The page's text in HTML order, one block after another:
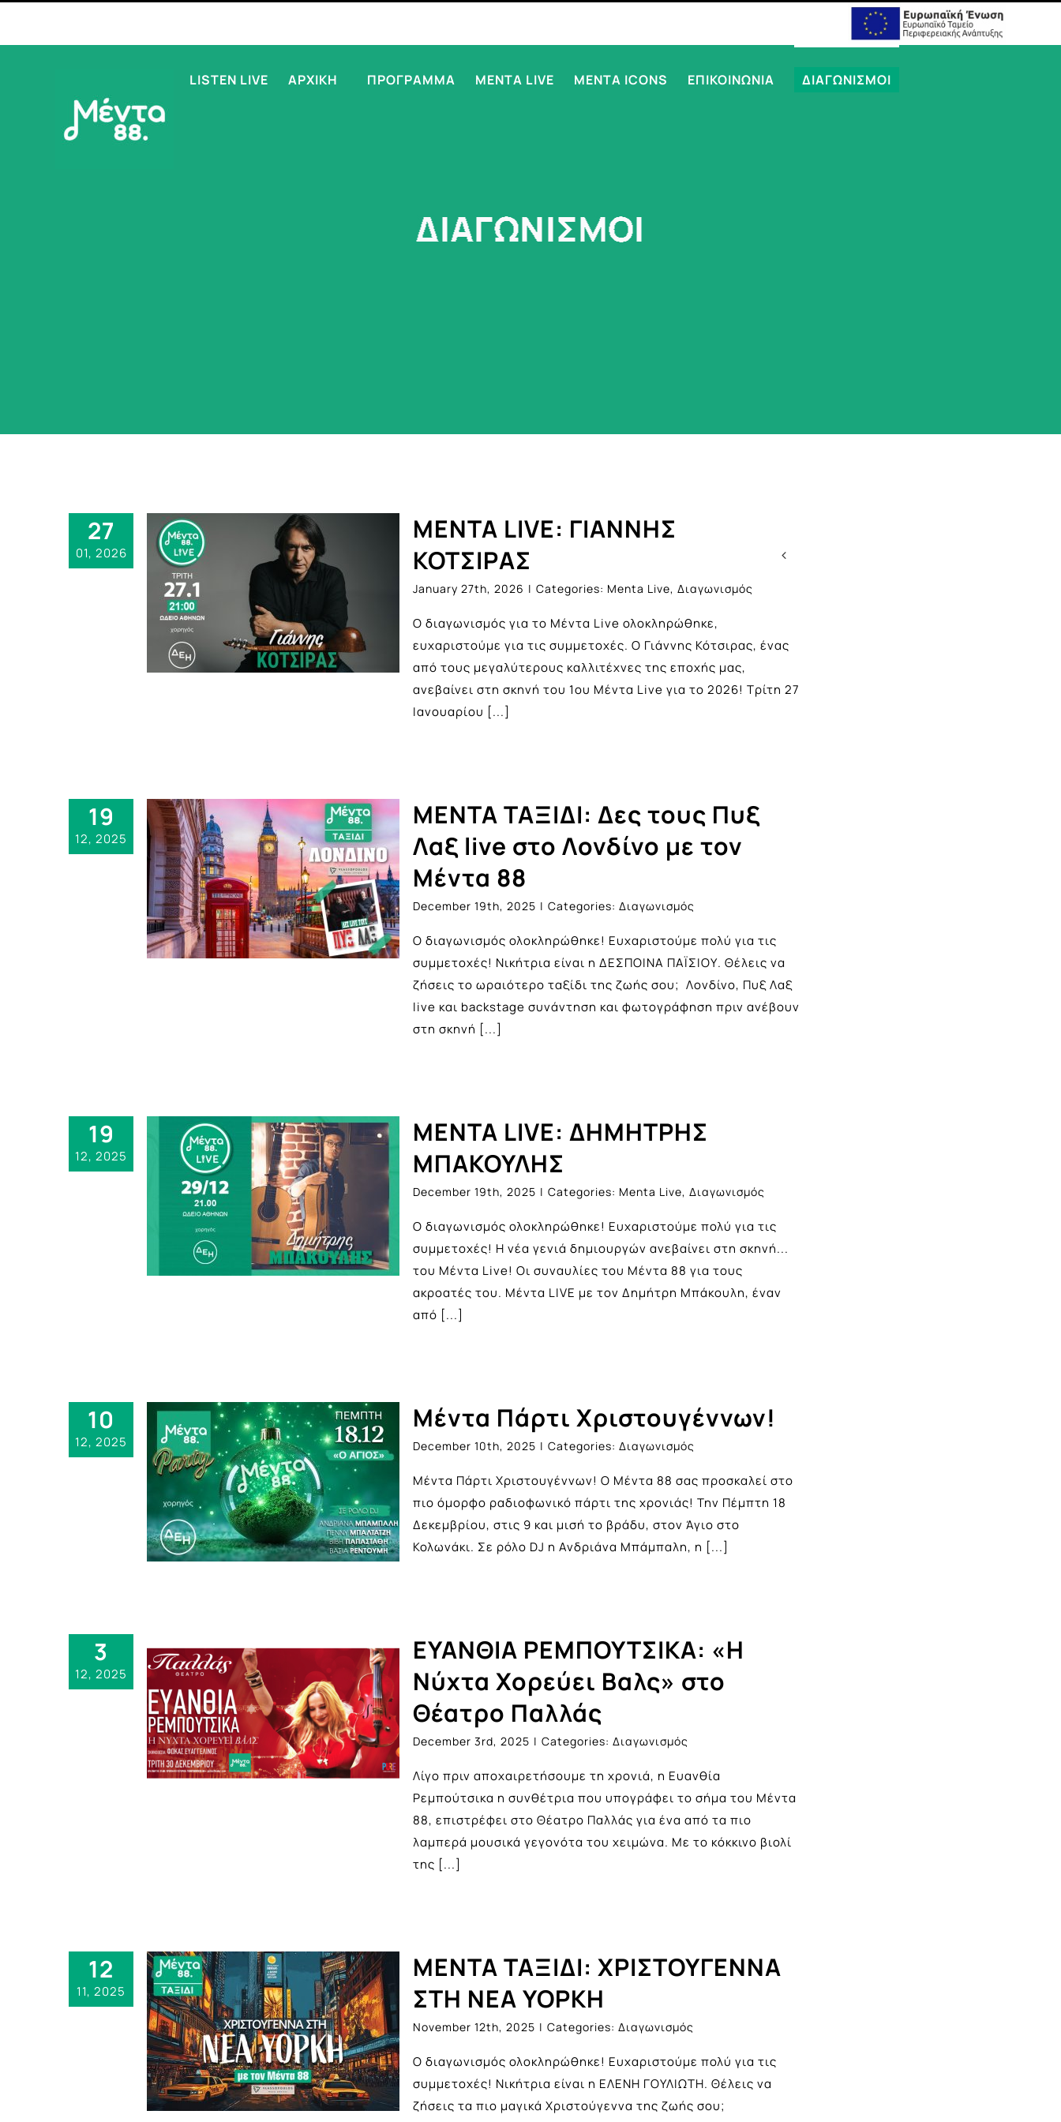
LISTEN LIVE ΑΡΧΙΚΗ ΠΡΟΓΡΑΜΜΑ MENTA LIVE MENTA ICONS ΕΠΙΚΟΙΝΩΝΙΑ ΔΙΑΓΩΝΙΣΜΟΙ
27
01, 2026
ΜΕΝΤΑ LIVE: ΓΙΑΝΝΗΣ
ΚΟΤΣΙΡΑΣ
January 27th, 2026 | Categories: Menta Live, Διαγωνισμός
Ο διαγωνισμός για το Μέντα Live ολοκληρώθηκε,
ευχαριστούμε για τις συμμετοχές. Ο Γιάννης Κότσιρας, ένας
από τους μεγαλύτερους καλλιτέχνες της εποχής μας,
ανεβαίνει στη σκηνή του 1ου Μέντα Live για το 2026! Τρίτη 27
Ιανουαρίου [...]
19
12, 2025
ΜΕΝΤΑ ΤΑΞΙΔΙ: Δες τους Πυξ
Λαξ live στο Λονδίνο με τον
Μέντα 88
December 19th, 2025 | Categories: Διαγωνισμός
Ο διαγωνισμός ολοκληρώθηκε! Ευχαριστούμε πολύ για τις
συμμετοχές! Νικήτρια είναι η ΔΕΣΠΟΙΝΑ ΠΑΪΣΙΟΥ. Θέλεις να
ζήσεις το ωραιότερο ταξίδι της ζωής σου; Λονδίνο, Πυξ Λαξ
live και backstage συνάντηση και φωτογράφηση πριν ανέβουν
στη σκηνή [...]
19
12, 2025
MENTA LIVE: ΔΗΜΗΤΡΗΣ
ΜΠΑΚΟΥΛΗΣ
December 19th, 2025 | Categories: Menta Live, Διαγωνισμός
Ο διαγωνισμός ολοκληρώθηκε! Ευχαριστούμε πολύ για τις
συμμετοχές! Η νέα γενιά δημιουργών ανεβαίνει στη σκηνή...
του Μέντα Live! Οι συναυλίες του Μέντα 88 για τους
ακροατές του. Mέντα LIVE με τον Δημήτρη Μπάκουλη, έναν
από [...]
10
12, 2025
Μέντα Πάρτι Χριστουγέννων!
December 10th, 2025 | Categories: Διαγωνισμός
Μέντα Πάρτι Χριστουγέννων! Ο Μέντα 88 σας προσκαλεί στο
πιο όμορφο ραδιοφωνικό πάρτι της χρονιάς! Την Πέμπτη 18
Δεκεμβρίου, στις 9 και μισή το βράδυ, στον Άγιο στο
Κολωνάκι. Σε ρόλο DJ η Ανδριάνα Μπάμπαλη, η [...]
3
12, 2025
ΕΥΑΝΘΙΑ ΡΕΜΠΟΥΤΣΙΚΑ: «Η
Νύχτα Χορεύει Βαλς» στο
Θέατρο Παλλάς
December 3rd, 2025 | Categories: Διαγωνισμός
Λίγο πριν αποχαιρετήσουμε τη χρονιά, η Ευανθία
Ρεμπούτσικα η συνθέτρια που υπογράφει το σήμα του Μέντα
88, επιστρέφει στο Θέατρο Παλλάς για ένα από τα πιο
λαμπερά μουσικά γεγονότα του χειμώνα. Με το κόκκινο βιολί
της [...]
12
11, 2025
ΜΕΝΤΑ ΤΑΞΙΔΙ: ΧΡΙΣΤΟΥΓΕΝΝΑ
ΣΤΗ ΝΕΑ ΥΟΡΚΗ
November 12th, 2025 | Categories: Διαγωνισμός
Ο διαγωνισμός ολοκληρώθηκε! Ευχαριστούμε πολύ για τις
συμμετοχές! Νικήτρια είναι η ΕΛΕΝΗ ΓΟΥΛΙΩΤΗ. Θέλεις να
ζήσεις τα πιο μαγικά Χριστούγεννα της ζωής σου;